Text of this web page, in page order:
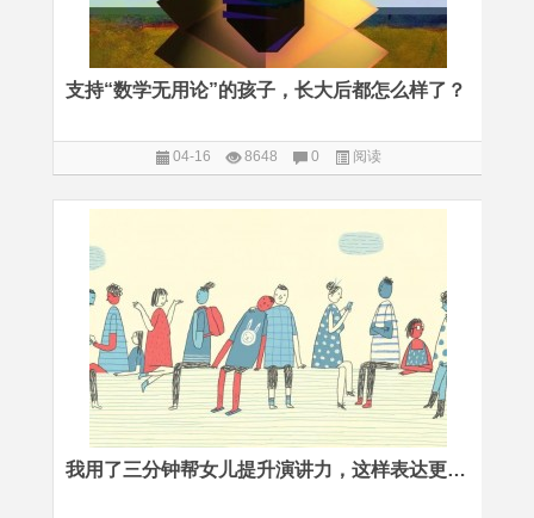
支持“数学无用论”的孩子，长大后都怎么样了？
04-16 8648 0 阅读
我用了三分钟帮女儿提升演讲力，这样表达更有说服力